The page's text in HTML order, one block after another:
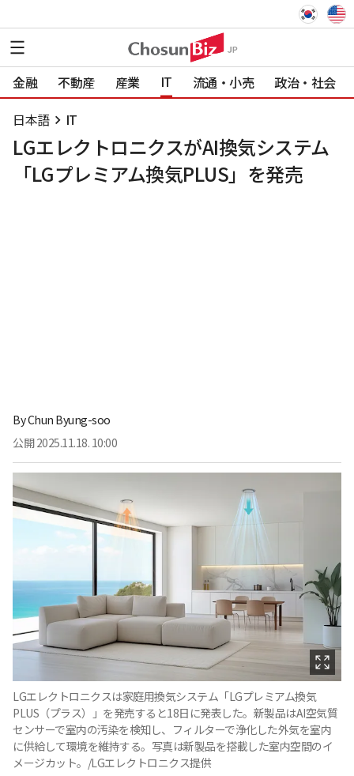
金融 不動産 産業 IT 流通・小売 政治・社会
日本語 IT
LGエレクトロニクスがAI換気システム
「LGプレミアム換気PLUS」を発売
ByChun Byung-soo
公開 2025.11.18. 10:00
LGエレクトロニクスは家庭用換気システム「LGプレミアム換気
PLUS（プラス）」を発売すると18日に発表した。新製品はAI空気質
センサーで室内の汚染を検知し、フィルターで浄化した外気を室内
に供給して環境を維持する。写真は新製品を搭載した室内空間のイ
メージカット。/LGエレクトロニクス提供